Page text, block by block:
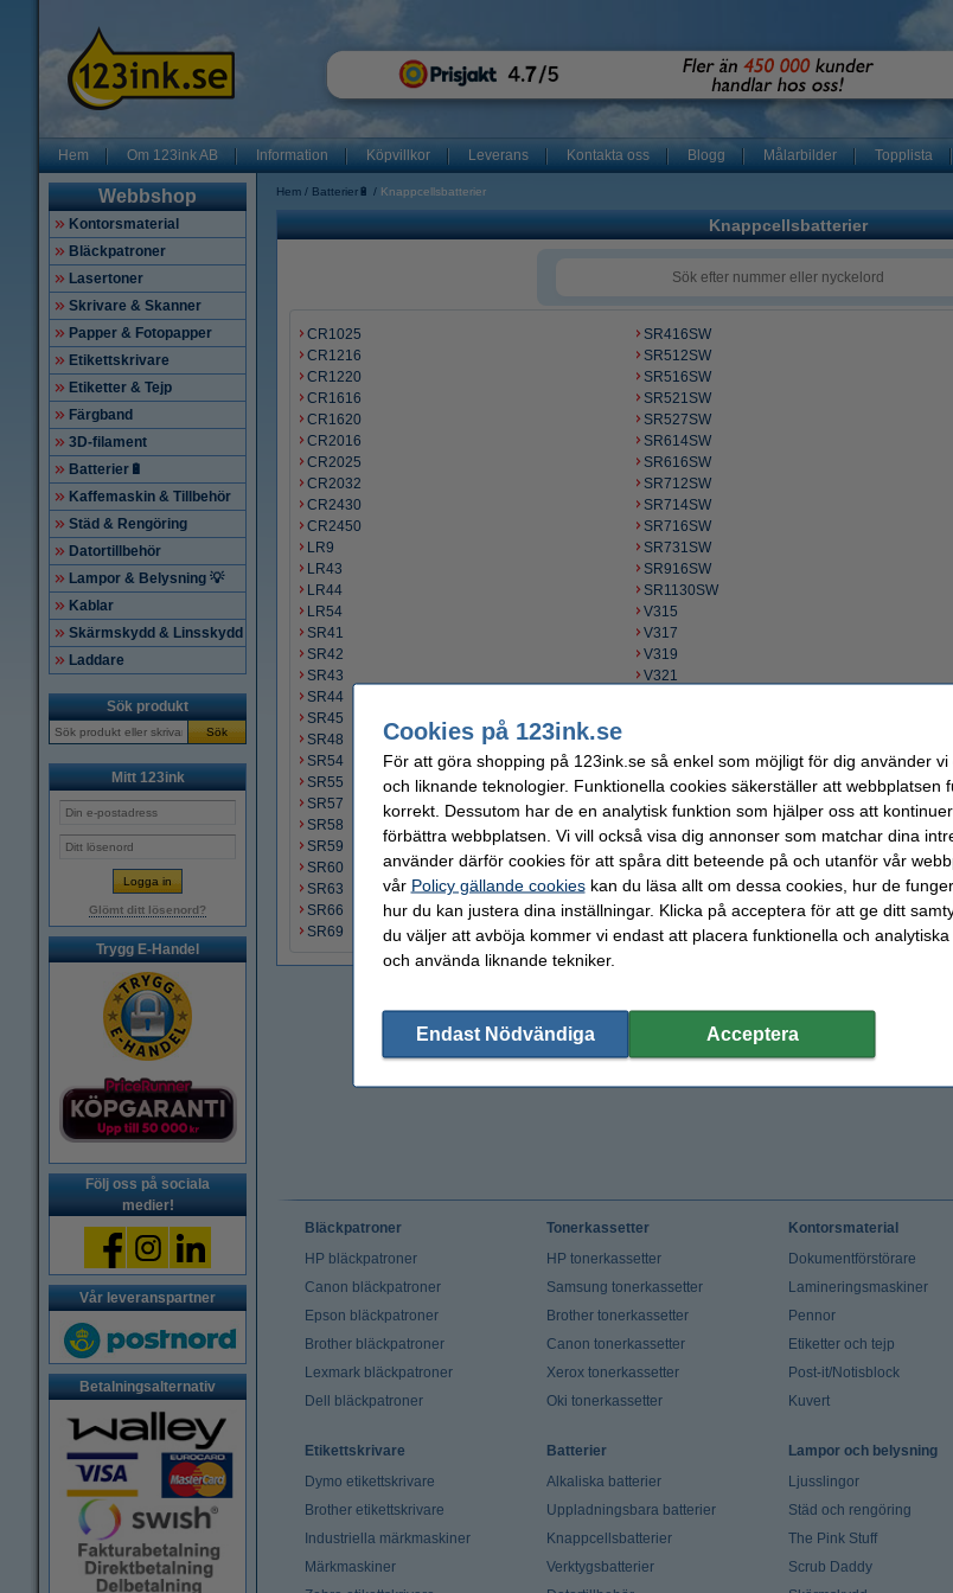
Hem Om 123ink AB Information Köpvillkor Leverans Kontakta oss Blogg Målarbilder Topplista
Webbshop
Kontorsmaterial
Bläckpatroner
Lasertoner
Skrivare & Skanner
Papper & Fotopapper
Etikettskrivare
Etiketter & Tejp
Färgband
3D-filament
Batterier🔋
Kaffemaskin & Tillbehör
Städ & Rengöring
Datortillbehör
Lampor & Belysning 💡
Kablar
Skärmskydd & Linsskydd
Laddare
Sök produkt
Sök
Mitt 123ink
Glömt ditt lösenord?
Trygg E-Handel
Följ oss på sociala
medier!
Vår leveranspartner
Betalningsalternativ
Hem Batterier🔋 Knappcellsbatterier
Knappcellsbatterier
CR1025
CR1216
CR1220
CR1616
CR1620
CR2016
CR2025
CR2032
CR2430
CR2450
LR9
LR43
LR44
LR54
SR41
SR42
SR43
SR44
SR45
SR48
SR54
SR55
SR57
SR58
SR59
SR60
SR63
SR66
SR69
SR416SW
SR512SW
SR516SW
SR521SW
SR527SW
SR614SW
SR616SW
SR712SW
SR714SW
SR716SW
SR731SW
SR916SW
SR1130SW
V315
V317
V319
V321
V339
V341
V344
V350
V357
V362
V364
V370
Bläckpatroner
HP bläckpatroner
Canon bläckpatroner
Epson bläckpatroner
Brother bläckpatroner
Lexmark bläckpatroner
Dell bläckpatroner
Tonerkassetter
HP tonerkassetter
Samsung tonerkassetter
Brother tonerkassetter
Canon tonerkassetter
Xerox tonerkassetter
Oki tonerkassetter
Kontorsmaterial
Dokumentförstörare
Lamineringsmaskiner
Pennor
Etiketter och tejp
Post-it/Notisblock
Kuvert
Etikettskrivare
Dymo etikettskrivare
Brother etikettskrivare
Industriella märkmaskiner
Märkmaskiner
Batterier
Alkaliska batterier
Uppladningsbara batterier
Knappcellsbatterier
Verktygsbatterier
Lampor och belysning
Ljusslingor
Städ och rengöring
The Pink Stuff
Scrub Daddy
Cookies på 123ink.se
För att göra shopping på 123ink.se så enkel som möjligt för dig använder vi
och liknande teknologier. Funktionella cookies säkerställer att webbplatsen
korrekt. Dessutom har de en analytisk funktion som hjälper oss att
förbättra webbplatsen. Vi vill också visa dig annonser som matchar dina
använder därför cookies för att spåra ditt beteende på och utanför vår
vår Policy gällande cookieskan du läsa allt om dessa cookies, hur de
hur du kan justera dina inställningar. Klicka på acceptera för att ge ditt
du väljer att avböja kommer vi endast att placera funktionella och analytiska
och använda liknande tekniker.
Endast Nödvändiga Acceptera